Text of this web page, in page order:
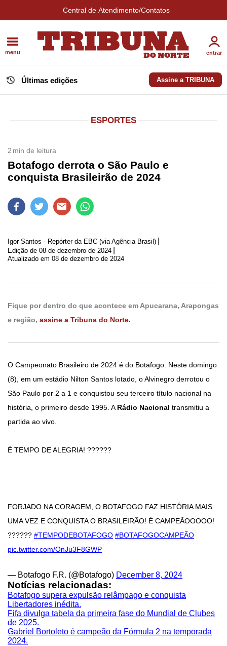
Central de Atendimento/Contatos
menu entrar
Últimas edições Assine a TRIBUNA
ESPORTES
2 min de leitura
Botafogo derrota o São Paulo e
conquista Brasileirão de 2024
Igor Santos - Repórter da EBC (via Agência Brasil)
Edição de 08 de dezembro de 2024
Atualizado em 08 de dezembro de 2024
Fique por dentro do que acontece em Apucarana, Arapongas
e região, assine a Tribuna do Norte.
O Campeonato Brasileiro de 2024 é do Botafogo. Neste domingo
(8), em um estádio Nilton Santos lotado, o Alvinegro derrotou o
São Paulo por 2 a 1 e conquistou seu terceiro título nacional na
história, o primeiro desde 1995. ARádio Nacional transmitiu a
partida ao vivo.
É TEMPO DE ALEGRIA! ??????
FORJADO NA CORAGEM, O BOTAFOGO FAZ HISTÓRIA MAIS
UMA VEZ E CONQUISTA O BRASILEIRÃO! É CAMPEÃOOOOO!
?????? #TEMPODEBOTAFOGO #BOTAFOGOCAMPEÃO
pic.twitter.com/OnJu3F8GWP
— Botafogo F.R. (@Botafogo) December 8, 2024
Notícias relacionadas:
Botafogo supera expulsão relâmpago e conquista
Libertadores inédita.
Fifa divulga tabela da primeira fase do Mundial de Clubes
de 2025.
Gabriel Bortoleto é campeão da Fórmula 2 na temporada
2024.